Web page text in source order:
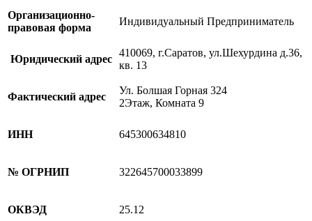
Организационно-
правовая форма
Индивидуальный Предприниматель
Юридический адрес
410069, г.Саратов, ул.Шехурдина д.36,
кв. 13
Фактический адрес
Ул. Болшая Горная 324
2Этаж, Комната 9
ИНН 645300634810
№ ОГРНИП 322645700033899
ОКВЭД 25.12